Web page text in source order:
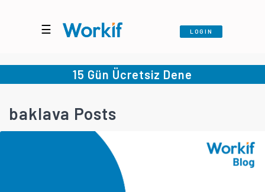
☰ LOGIN
15 Gün Ücretsiz Dene
baklava Posts